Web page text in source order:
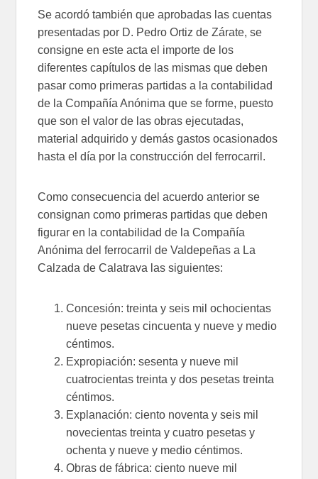
Se acordó también que aprobadas las cuentas
presentadas por D. Pedro Ortiz de Zárate, se
consigne en este acta el importe de los
diferentes capítulos de las mismas que deben
pasar como primeras partidas a la contabilidad
de la Compañía Anónima que se forme, puesto
que son el valor de las obras ejecutadas,
material adquirido y demás gastos ocasionados
hasta el día por la construcción del ferrocarril.
Como consecuencia del acuerdo anterior se
consignan como primeras partidas que deben
figurar en la contabilidad de la Compañía
Anónima del ferrocarril de Valdepeñas a La
Calzada de Calatrava las siguientes:
Concesión: treinta y seis mil ochocientas
nueve pesetas cincuenta y nueve y medio
céntimos.
Expropiación: sesenta y nueve mil
cuatrocientas treinta y dos pesetas treinta
céntimos.
Explanación: ciento noventa y seis mil
novecientas treinta y cuatro pesetas y
ochenta y nueve y medio céntimos.
Obras de fábrica: ciento nueve mil